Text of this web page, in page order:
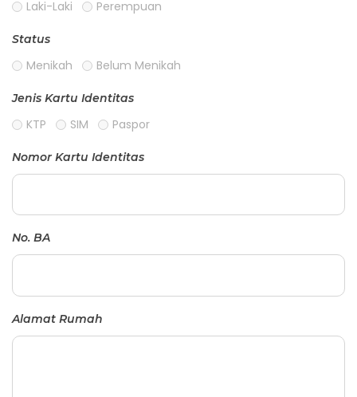
Laki-Laki Perempuan
Status
Menikah Belum Menikah
Jenis Kartu Identitas
KTP SIM Paspor
Nomor Kartu Identitas
No. BA
Alamat Rumah